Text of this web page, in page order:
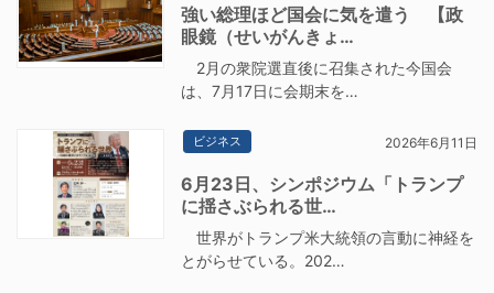
強い総理ほど国会に気を遣う 【政
眼鏡（せいがんきょ…
2月の衆院選直後に召集された今国会
は、7月17日に会期末を…
ビジネス 2026年6月11日
6月23日、シンポジウム「トランプ
に揺さぶられる世…
世界がトランプ米大統領の言動に神経を
とがらせている。202…